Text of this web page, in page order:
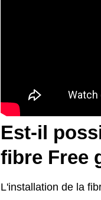
Est-il
fibre Free
L'installation de la